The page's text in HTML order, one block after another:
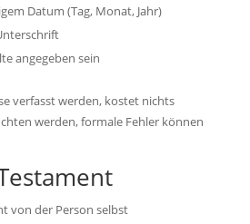
Datum (Tag, Monat, Jahr)
angegeben sein
verfasst werden, kostet nichts
werden, formale Fehler können
von der Person selbst